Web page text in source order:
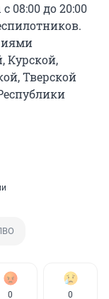
08:00 до 20:00
Курской,
Тверской
0 0